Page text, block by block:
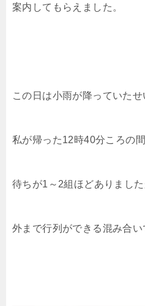
案内してもらえました。
この日は小雨が降っていたせ
私が帰った12時40分ころの間
待ちが1～2組ほどありました
外まで行列ができる混み合い